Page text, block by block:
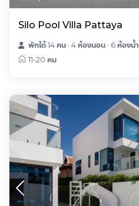
Silo Pool Villa Pattaya
พักได้ 14 คน · 4 ห้องนอน · 6 ห้องน้ำ
11-20 คน